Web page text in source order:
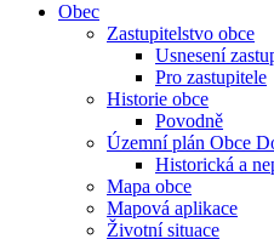
Obec
Zastupitelstvo obce
Usnesení
Pro zastupitele
Historie obce
Povodně
Územní plán Obce
Historická a
Mapa obce
Mapová aplikace
Životní situace